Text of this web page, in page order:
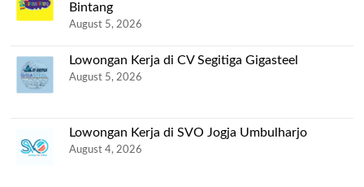
Bintang
August 5, 2026
Lowongan Kerja di CV Segitiga Gigasteel
August 5, 2026
Lowongan Kerja di SVO Jogja Umbulharjo
August 4, 2026